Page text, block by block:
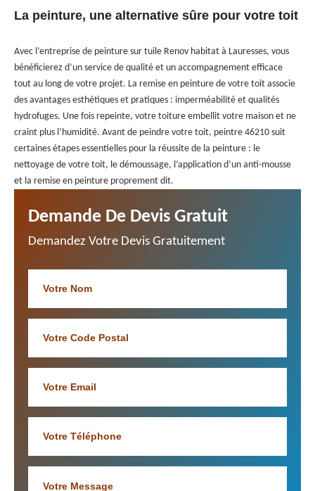
La peinture, une alternative sûre pour votre toit
Avec l’entreprise de peinture sur tuile Renov habitat à Lauresses, vous
bénéficierez d’un service de qualité et un accompagnement efficace
tout au long de votre projet. La remise en peinture de votre toit associe
des avantages esthétiques et pratiques : imperméabilité et qualités
hydrofuges. Une fois repeinte, votre toiture embellit votre maison et ne
craint plus l’humidité. Avant de peindre votre toit, peintre 46210 suit
certaines étapes essentielles pour la réussite de la peinture : le
nettoyage de votre toit, le démoussage, l’application d’un anti-mousse
et la remise en peinture proprement dit.
Demande De Devis Gratuit
Demandez Votre Devis Gratuitement